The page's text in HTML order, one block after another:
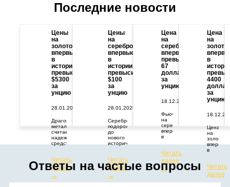
Последние новости
Цены
на
золото
впервые
в
истории
превысили
$5300
за
унцию
28.01.2026
Драгоценный
металл
считается
надежным
средством
от
геополитических
и
экономических
потрясений.
Читать
далее
→
Цены
на
серебро
впервые
в
истории
превысили
$100
за
унцию
28.01.2026
Серебро
подорожало
до
нового
исторического
растут
из-за
дефицита
поставок
и
Читать
далее
→
Цена
на
серебро
впервые
превысила
67
долларов
за
унцию
18.12.2025
Фьючерс
на
серебро
впервые
в
67
долларов
за
тройскую
Читать
далее
→
Цена
на
золото
в
4400
за
унцию
Цена
на
золото
впервые
в
отметку
в
4400
Читать
далее
→
Ответы на частые вопросы